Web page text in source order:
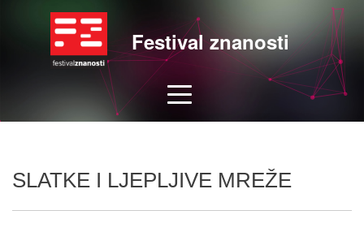
Festival znanosti
SLATKE I LJEPLJIVE MREŽE